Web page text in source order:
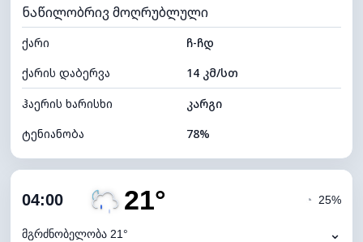
ხილვადობა
10 კმ
განათების ინდექსი 0 (ბნელი)
ღრუბლის სიმაღლე 5520 მ
ნაწილობრივ მოღრუბლული
ქარი
ჩ-ჩდ
ქარის დაბერვა
14 კმ/სთ
ჰაერის ხარისხი
კარგი
ტენიანობა
78%
ღრუბლიანობა
ნამის წერტილი
04:00 21°
მგრძნობელობა 21°
◔ 25%
⌄